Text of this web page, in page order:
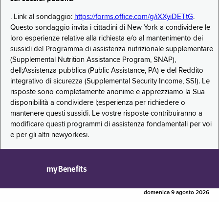
. Link al sondaggio: https://forms.office.com/g/iXXyiDETtG.
Questo sondaggio invita i cittadini di New York a condividere le
loro esperienze relative alla richiesta e/o al mantenimento dei
sussidi del Programma di assistenza nutrizionale supplementare
(Supplemental Nutrition Assistance Program, SNAP),
dell;Assistenza pubblica (Public Assistance, PA) e del Reddito
integrativo di sicurezza (Supplemental Security Income, SSI). Le
risposte sono completamente anonime e apprezziamo la Sua
disponibilità a condividere l;esperienza per richiedere o
mantenere questi sussidi. Le vostre risposte contribuiranno a
modificare questi programmi di assistenza fondamentali per voi
e per gli altri newyorkesi.
myBenefits
domenica 9 agosto 2026